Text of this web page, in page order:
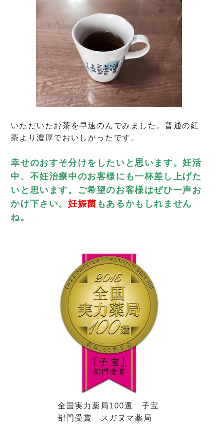
いただいたお茶を早速のんでみました。普通の紅
茶より濃厚でおいしかったです。
幸せのおすそ分けをしたいと思います。妊活
中、不妊治療中のお客様にも一杯差し上げた
いと思います。ご希望のお客様はぜひ一声お
かけ下さい。 妊娠菌 もあるかもしれません
ね。
全国実力薬局100選 子宝
部門受賞 スガヌマ薬局